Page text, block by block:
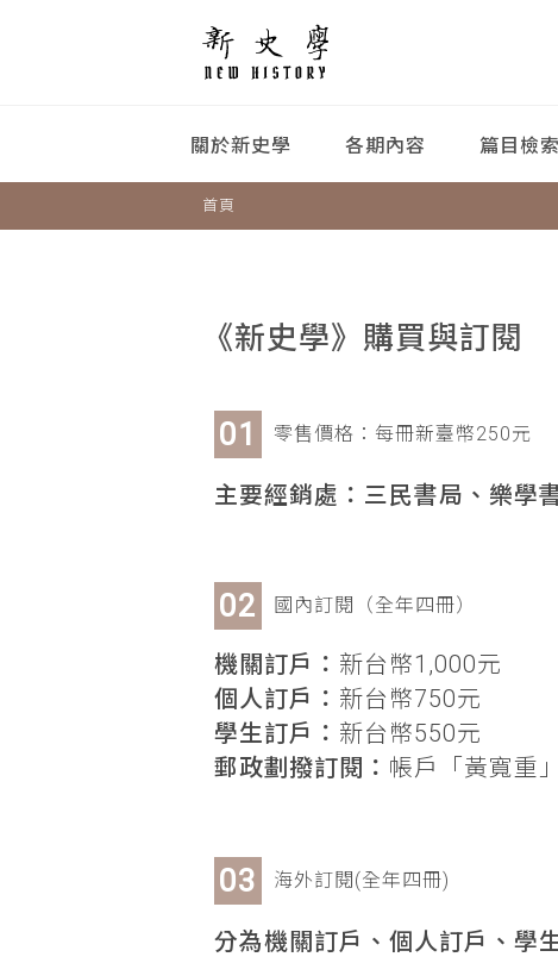
關於新史學 各期內容 篇目檢索
首頁
《新史學》購買與訂閱
零售價格：每冊新臺幣250元
主要經銷處：三民書局、樂學
國內訂閱（全年四冊）
機關訂戶： 新台幣1,000元
個人訂戶： 新台幣750元
學生訂戶： 新台幣550元
郵政劃撥訂閱： 帳戶「黃寬重
海外訂閱(全年四冊)
分為機關訂戶、個人訂戶、學